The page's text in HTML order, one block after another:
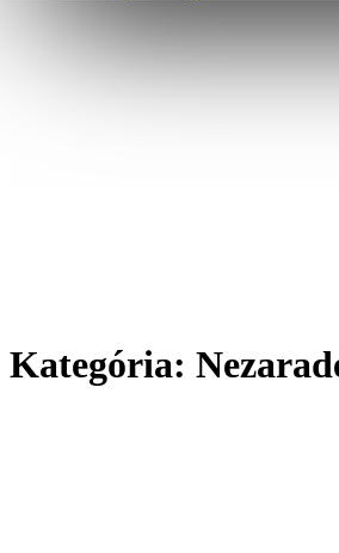
Kategória: